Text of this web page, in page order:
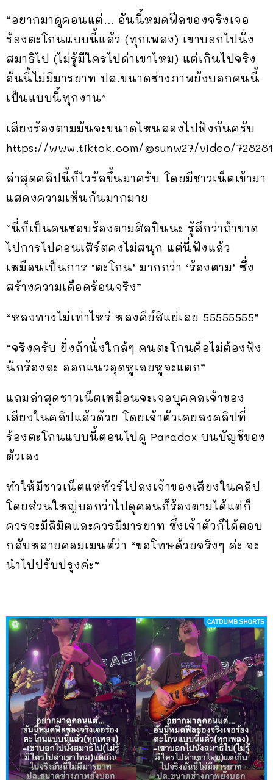
“อยากมาดูคอนแต่… อันนี้หมดฟีลของจริงเจอ
ร้องตะโกนแบบนี้แล้ว (ทุกเพลง) เขาบอกไปนั่ง
สมาธิไป (ไม่รู้มีใครไปด่าเขาไหม) แต่เกินไปจริง
อันนี้ไม่มีมารยาท ปล.ขนาดช่างภาพยังบอกคนนี้
เป็นแบบนี้ทุกงาน”
เสียงร้องตามมันจะขนาดไหนลองไปฟังกันครับ
https://www.tiktok.com/@sunw27/video/
ล่าสุดคลิปนี้ก็ไวรัลขึ้นมาครับ โดยมีชาวเน็ตเข้ามา
แสดงความเห็นกันมากมาย
“นี่ก็เป็นคนชอบร้องตามศิลปินนะ รู้สึกว่าถ้าขาด
ไปการไปคอนเสิร์ตคงไม่สนุก แต่นี่ฟังแล้ว
เหมือนเป็นการ ‘ตะโกน’ มากกว่า ‘ร้องตาม’ ซึ่ง
สร้างความเดือดร้อนจริง”
“หลงทางไม่เท่าไหร่ หลงคีย์สิแย่เลย 55555555”
“จริงครับ ยิ่งถ้านั่งใกล้ๆ คนตะโกนคือไม่ต้องฟัง
นักร้องละ ออกแนวอุดหูเลยหูจะแตก”
แถมล่าสุดชาวเน็ตเหมือนจะเจอบุคคลเจ้าของ
เสียงในคลิปแล้วด้วย โดยเจ้าตัวเคยลงคลิปที่
ร้องตะโกนแบบนี้ตอนไปดู Paradox บนบัญชีของ
ตัวเอง
ทำให้มีชาวเน็ตแห่ทัวร์ไปลงเจ้าของเสียงในคลิป
โดยส่วนใหญ่บอกว่าไปดูคอนก็ร้องตามได้แต่ก็
ควรจะมีลิมิตและควรมีมารยาท ซึ่งเจ้าตัวก็ได้ตอบ
กลับหลายคอมเมนต์ว่า “ขอโทษด้วยจริงๆ ค่ะ จะ
นำไปปรับปรุงค่ะ”